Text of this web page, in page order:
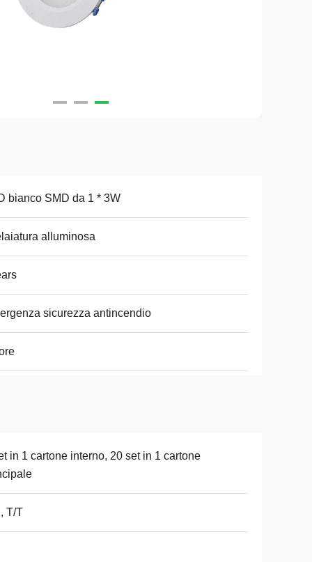
bianco SMD da 1 * 3W
alluminosa
sicurezza antincendio
in 1 cartone interno, 20 set in 1 cartone
T/T